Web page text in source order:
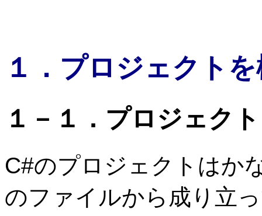
１．プロジェクト
１－１．プロジェク
C#のプロジェクトはか
のファイルから成り立